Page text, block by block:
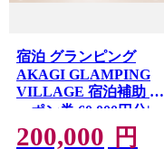
宿泊 グランピング
AKAGI GLAMPING
VILLAGE 宿泊補助 ク
ーポン券 60,000円分|
宿泊 補助券 自然 手ぶ
ら 手軽 快適 大自然 ホ
200,000 円